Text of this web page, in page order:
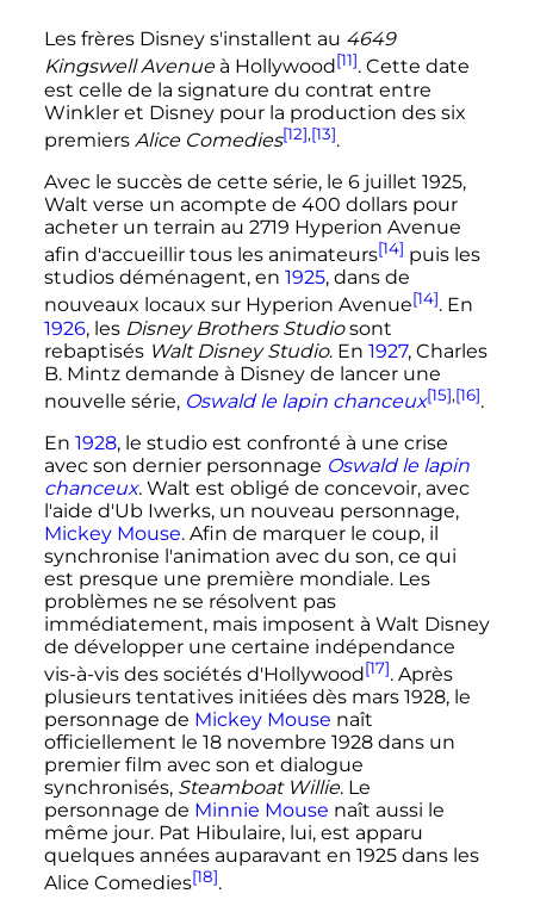
Les frères Disney s'installent au 4649
Kingswell Avenueà Hollywood[11]. Cette date
est celle de la signature du contrat entre
Winkler et Disney pour la production des six
premiers Alice Comedies[12],[13].
Avec le succès de cette série, le 6 juillet 1925,
Walt verse un acompte de 400 dollarspour
acheter un terrain au 2719 Hyperion Avenue
afin d'accueillir tous les animateurs[14] puis les
studios déménagent, en 1925, dans de
nouveaux locaux sur Hyperion Avenue[14]. En
1926, les Disney Brothers Studiosont
rebaptisés Walt Disney Studio. En 1927, Charles
B. Mintz demande à Disney de lancer une
nouvelle série, Oswald le lapin chanceux[15],[16].
En 1928, le studio est confronté à une crise
avec son dernier personnage Oswald le lapin
chanceux. Walt est obligé de concevoir, avec
l'aide d'Ub Iwerks, un nouveau personnage,
Mickey Mouse. Afin de marquer le coup, il
synchronise l'animation avec du son, ce qui
est presque une première mondiale. Les
problèmes ne se résolvent pas
immédiatement, mais imposent à Walt Disney
de développer une certaine indépendance
vis-à-vis des sociétés d'Hollywood[17]. Après
plusieurs tentatives initiées dès mars 1928, le
personnage de Mickey Mouse naît
officiellement le 18 novembre 1928dans un
premier film avec son et dialogue
synchronisés, Steamboat Willie. Le
personnage de Minnie Mouse naît aussi le
même jour. Pat Hibulaire, lui, est apparu
quelques années auparavant en 1925 dans les
Alice Comedies[18].